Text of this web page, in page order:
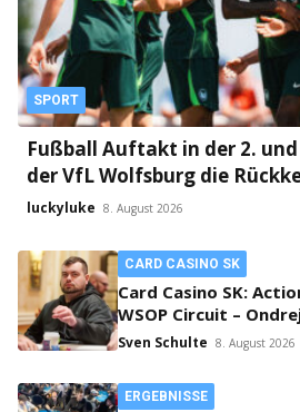
SPORT
Fußball Auftakt in der 2.
der VfL Wolfsburg die
luckyluke 8. August 2026
CARD CASINO SK
Card Casino SK:
WSOP Circuit –
Sven Schulte 8. August 2026
ERGEBNISSE